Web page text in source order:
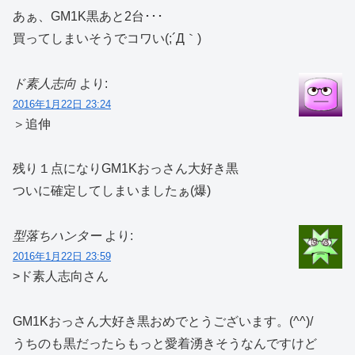
あぁ、GM1K黒あと2台･･･
買ってしまいそうでコワい(;´Д｀)
ド素人志向 より:
2016年1月22日 23:24
＞追伸
残り１点になりGM1Kおっさん大好き黒
ついに確定してしまいましたぁ(爆)
型落ちハンター より:
2016年1月22日 23:59
>ド素人志向さん
GM1Kおっさん大好き黒おめでとうございます。(^^)/
うちのも黒だったらもっと愛着湧きそうなんですけど